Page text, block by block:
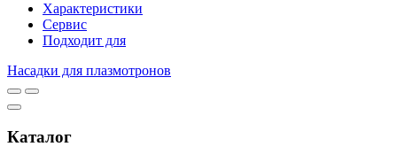
Характеристики
Сервис
Подходит для
Насадки для плазмотронов
Каталог